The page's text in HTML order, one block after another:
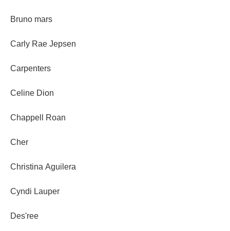
Bruno mars
Carly Rae Jepsen
Carpenters
Celine Dion
Chappell Roan
Cher
Christina Aguilera
Cyndi Lauper
Des'ree